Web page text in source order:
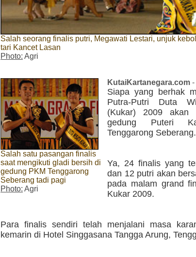
Salah seorang finalis putri, Megawati Lestari, unjuk
tari Kancet Lasan
Photo: Agri
Salah satu pasangan finalis
saat mengikuti gladi bersih di
gedung PKM Tenggarong
Seberang tadi pagi
Photo: Agri
KutaiKartanegara.com -
Siapa yang berhak
Putra-Putri Duta
(Kukar) 2009 akan
gedung Puteri
Tenggarong Seberang.
Ya, 24 finalis yang
dan 12 putri akan
pada malam grand
Kukar 2009.
Para finalis sendiri telah menjalani masa
kemarin di Hotel Singgasana Tangga Arung,